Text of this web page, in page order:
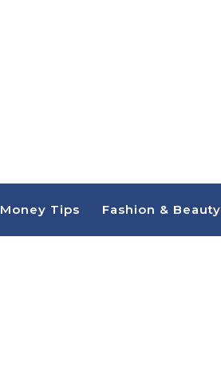
Money Tips Fashion & Beauty